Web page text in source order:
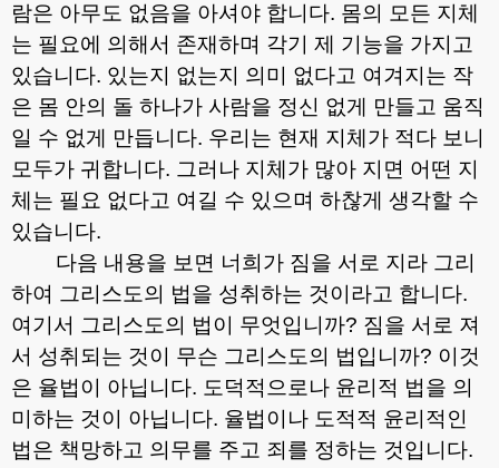
람은 아무도 없음을 아셔야 합니다. 몸의 모든 지체
는 필요에 의해서 존재하며 각기 제 기능을 가지고
있습니다. 있는지 없는지 의미 없다고 여겨지는 작
은 몸 안의 돌 하나가 사람을 정신 없게 만들고 움직
일 수 없게 만듭니다. 우리는 현재 지체가 적다 보니
모두가 귀합니다. 그러나 지체가 많아 지면 어떤 지
체는 필요 없다고 여길 수 있으며 하찮게 생각할 수
있습니다.
다음 내용을 보면 너희가 짐을 서로 지라 그리
하여 그리스도의 법을 성취하는 것이라고 합니다.
여기서 그리스도의 법이 무엇입니까? 짐을 서로 져
서 성취되는 것이 무슨 그리스도의 법입니까? 이것
은 율법이 아닙니다. 도덕적으로나 윤리적 법을 의
미하는 것이 아닙니다. 율법이나 도적적 윤리적인
법은 책망하고 의무를 주고 죄를 정하는 것입니다.